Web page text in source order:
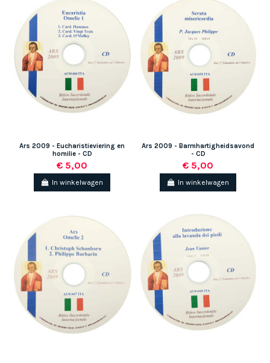
Ars 2009 - Eucharistieviering en
homilie - CD
€ 5,00
In winkelwagen
Ars 2009 - Barmhartigheidsavond
- CD
€ 5,00
In winkelwagen